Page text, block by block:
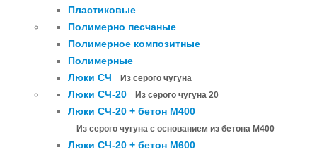
Пластиковые
Полимерно песчаные
Полимерное композитные
Полимерные
Люки СЧ
Из серого чугуна
Люки СЧ-20 Из серого чугуна 20
Люки СЧ-20 + бетон М400
Из серого чугуна с основанием из бетона М400
Люки СЧ-20 + бетон М600